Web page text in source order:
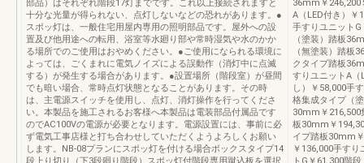
部品）はそれぞれ階段17灯までです。これ以上接続されますと
十分な光量が得られない、点灯しないなどの恐れがあります。●
スポッ灯は、一般住宅用屋内専用の照明部品です。屋外への設
置及び他用途への転用、浴室等水廻り部や常時湿気や水のかか
る場所でのご使用はおやめください。●ご使用になられる環境に
よっては、ごくまれに電気ノイズによる誤動作（消灯中に点滅
する）が発生する場合があります。●設置場所（階段室）が昼間
でも暗い場合、常時点灯状態となることがあります。その時
は、主電源スイッチを使用し、点灯、消灯操作を行ってくださ
い。本製品を施工されるお客様へ本製品は電装部品付属品です
のでAC100Vの電源が必要となります。電源設置には、事前に必
ず電気工事店様と打ち合わせしていただくようよろしくお願い
します。NB-08プランにスポッ灯を付ける場合ボックスタイプ14
段上り切り（下3段廻り階段）スポッ灯付階段専用蹴込板を選択
36mm￥246,200
A（LED付き）￥
手すりユニット
（塗装）踏板
（無塗装）踏板
クタイプ踏板
すりユニットA（
し）￥58,000手
格集成タイプ（
30mm￥216,500
板30mm￥
イプ踏板30mm
￥136,000手す
トG￥61,300階